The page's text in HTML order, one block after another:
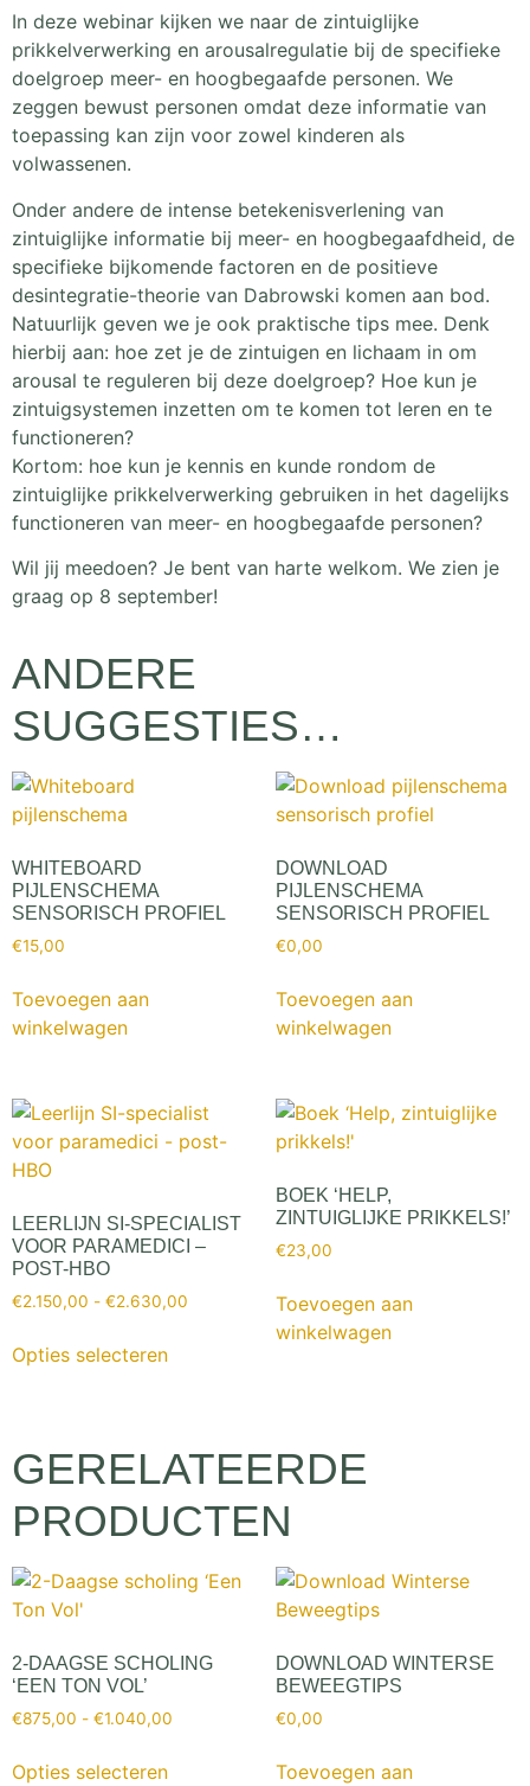
In deze webinar kijken we naar de zintuiglijke
prikkelverwerking en arousalregulatie bij de specifieke
doelgroep meer- en hoogbegaafde personen. We
zeggen bewust personen omdat deze informatie van
toepassing kan zijn voor zowel kinderen als
volwassenen.
Onder andere de intense betekenisverlening van
zintuiglijke informatie bij meer- en hoogbegaafdheid, de
specifieke bijkomende factoren en de positieve
desintegratie-theorie van Dabrowski komen aan bod.
Natuurlijk geven we je ook praktische tips mee. Denk
hierbij aan: hoe zet je de zintuigen en lichaam in om
arousal te reguleren bij deze doelgroep? Hoe kun je
zintuigsystemen inzetten om te komen tot leren en te
functioneren?
Kortom: hoe kun je kennis en kunde rondom de
zintuiglijke prikkelverwerking gebruiken in het dagelijks
functioneren van meer- en hoogbegaafde personen?
Wil jij meedoen? Je bent van harte welkom. We zien je
graag op 8 september!
ANDERE
SUGGESTIES…
WHITEBOARD
PIJLENSCHEMA
SENSORISCH PROFIEL
€15,00
Toevoegen aan
winkelwagen
DOWNLOAD
PIJLENSCHEMA
SENSORISCH PROFIEL
€0,00
Toevoegen aan
winkelwagen
LEERLIJN SI-SPECIALIST
VOOR PARAMEDICI –
POST-HBO
€2.150,00 - €2.630,00
Opties selecteren
BOEK ‘HELP,
ZINTUIGLIJKE PRIKKELS!’
€23,00
Toevoegen aan
winkelwagen
GERELATEERDE
PRODUCTEN
2-DAAGSE SCHOLING
‘EEN TON VOL’
€875,00 - €1.040,00
Opties selecteren
DOWNLOAD WINTERSE
BEWEEGTIPS
€0,00
Toevoegen aan